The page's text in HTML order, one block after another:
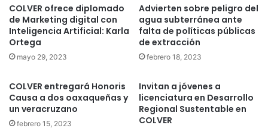
COLVER ofrece diplomado
de Marketing digital con
Inteligencia Artificial: Karla
Ortega
mayo 29, 2023
Advierten sobre peligro del
agua subterránea ante
falta de políticas públicas
de extracción
febrero 18, 2023
COLVER entregará Honoris
Causa a dos oaxaqueñas y
un veracruzano
febrero 15, 2023
Invitan a jóvenes a
licenciatura en Desarrollo
Regional Sustentable en
COLVER